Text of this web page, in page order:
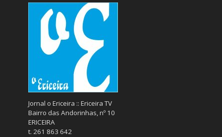
Jornal o Ericeira :: Ericeira TV
Bairro das Andorinhas, nº 10
ERICEIRA
t. 261 863 642